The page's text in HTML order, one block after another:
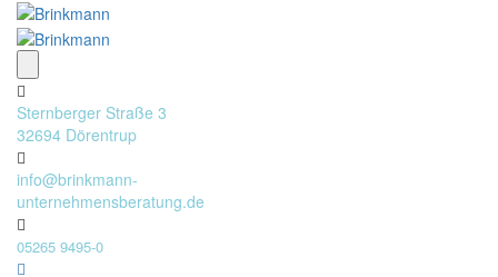
Sternberger Straße 3
32694 Dörentrup
info@brinkmann-
unternehmensberatung.de
05265 9495-0